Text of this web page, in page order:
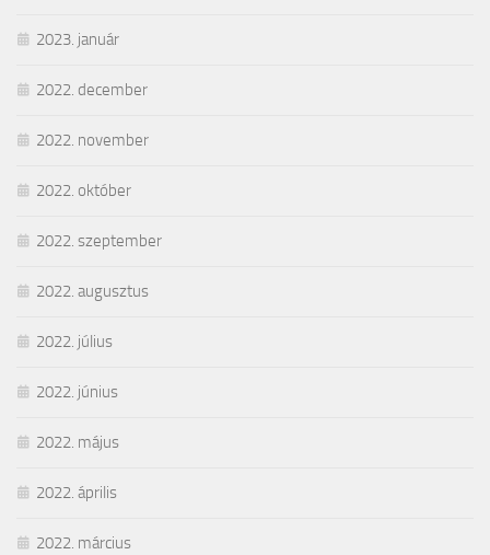
2023. január
2022. december
2022. november
2022. október
2022. szeptember
2022. augusztus
2022. július
2022. június
2022. május
2022. április
2022. március